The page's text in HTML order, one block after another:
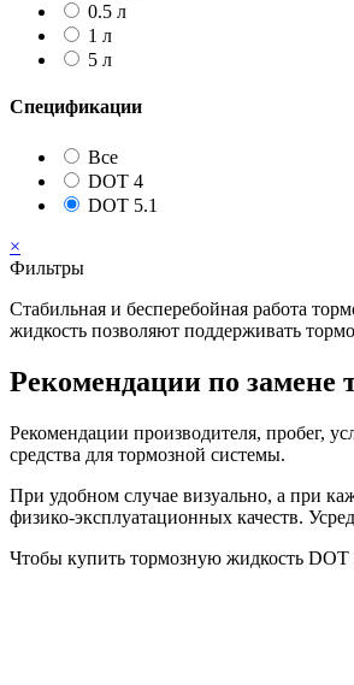
0.5 л
1 л
5 л
Спецификации
Все
DOT 4
DOT 5.1
×
Фильтры
Стабильная и бесперебойная работа
жидкость позволяют поддерживать
Рекомендации по замене
Рекомендации производителя, пробег,
средства для тормозной системы.
При удобном случае визуально, а при
физико-эксплуатационных качеств.
Чтобы купить тормозную жидкость DOT